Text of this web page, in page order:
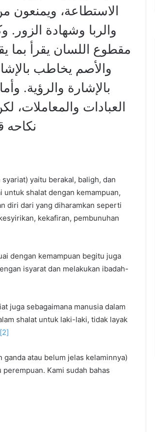
الاستطاعة، ويمنعون
والربا وشهادة الزور.
مقطوع اللسان يقرأ بما
والأصم يخاطب
بالإشارة والرؤية.
العبادات والمعاملات،
نكاحه
yaitu berakal, baligh, dan
shalat dengan kemampuan,
diri dari yang diharamkan seperti
kekafiran, pembunuhan
dengan kemampuan begitu juga
isyarat dan melakukan ibadah-
juga sebagaimana manusia dalam
shalat untuk laki-laki, tidak layak
[2]
atau belum jelas kelaminnya)
Kami sudah bahas